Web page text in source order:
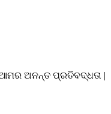
ଅନନ୍ତ ପ୍ରତିବଦ୍ଧତା |